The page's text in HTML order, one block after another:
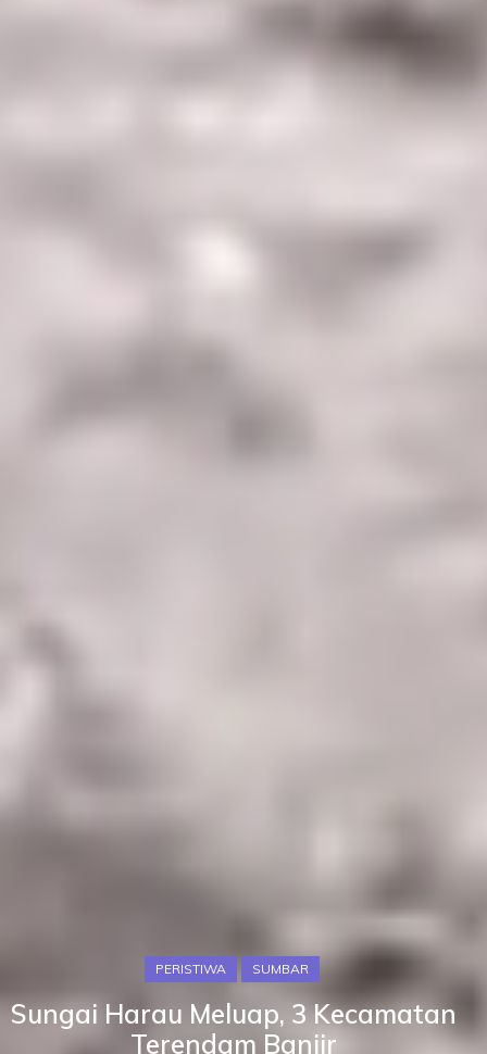
PERISTIWA SUMBAR
Sungai Harau Meluap, 3 Kecamatan
Terendam Banjir